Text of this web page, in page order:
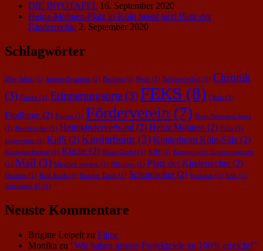
DIE INFOTAFEL 16. September 2020
Heinz-Mohnen-Platz in Köln heisst jetzt Platz der
Kinderrechte 2. September 2020
Schlagwörter
30er Jahre (1) Ansprechpartner (1) Beckers (1) Buch (1) Butzweilerhof (1) Chronik
(3) Danke (1) Erinnerungsorte (3)FEKS (8) Filme (1)
Findlinge (2) Forum (1) Förderverein (7) Haus Hermann-Josef
(1) Heimkinder (1) Heimkinderverband (2) Heinz Mohnen (2) Hilfe (1)
Impressum (1) KidS (2) Kinderheim (3) Kinderheim Köln-Sülz (2)
Kinderrechtefest (1) Kirche (2) Klaus Grube (1) KRF (1) Kunstprojekt Erinnerungsorte
(1) Mail (3) Mitglied werden (1) Nikolaus (1) Platz der Kinderrechte (2)
Quartier (1) Rolf Koch (1) Runder Tisch (1) Schumacher(2) Spenden (1) Sülz (1)
Sülzgürtel 47 (1)
Neuste Kommentare
Brigitte Leipelt zu Filme
Monika zu “Wir haben unsere Projektziele zu 100% erreicht!”